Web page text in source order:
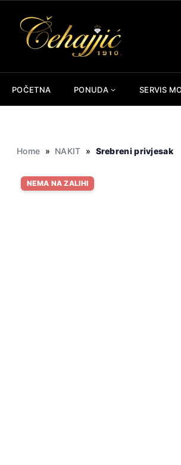
content
POČETNA PONUDA SERVIS
Home » NAKIT » Srebreni privjesak
NEMA NA ZALIHI